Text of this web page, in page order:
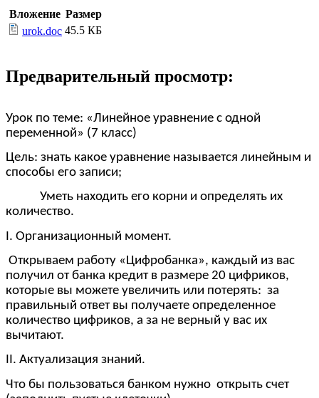
Вложение Размер
urok.doc 45.5 КБ
Предварительный просмотр:
Урок по теме: «Линейное уравнение с одной
переменной» (7 класс)
Цель: знать какое уравнение называется линейным и
способы его записи;
Уметь находить его корни и определять их
количество.
I. Организационный момент.
Открываем работу «Цифробанка», каждый из вас
получил от банка кредит в размере 20 цифриков,
которые вы можете увеличить или потерять: за
правильный ответ вы получаете определенное
количество цифриков, а за не верный у вас их
вычитают.
II. Актуализация знаний.
Что бы пользоваться банком нужно открыть счет